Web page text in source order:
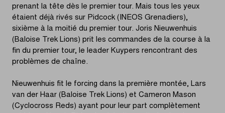
prenant la tête dès le premier tour. Mais tous les yeux
étaient déjà rivés sur Pidcock (INEOS Grenadiers),
sixième à la moitié du premier tour. Joris Nieuwenhuis
(Baloise Trek Lions) prit les commandes de la course à la
fin du premier tour, le leader Kuypers rencontrant des
problèmes de chaîne.
Nieuwenhuis fit le forcing dans la première montée, Lars
van der Haar (Baloise Trek Lions) et Cameron Mason
(Cyclocross Reds) ayant pour leur part complètement